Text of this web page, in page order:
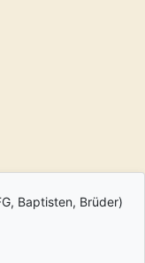
Baptisten, Brüder)